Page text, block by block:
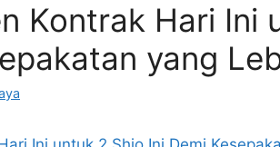
Kontrak Hari Ini
yang